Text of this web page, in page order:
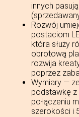
innych
Rozwój
postaciom
która służy
obrotową
rozwija
poprzez
Wymiary —
podstawkę z
połączeniu
szerokości i